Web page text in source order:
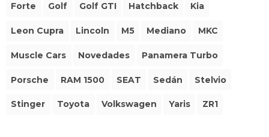
Forte Golf Golf GTI Hatchback Kia
Leon Cupra Lincoln M5 Mediano MKC
Muscle Cars Novedades Panamera Turbo
Porsche RAM 1500 SEAT Sedán Stelvio
Stinger Toyota Volkswagen Yaris ZR1